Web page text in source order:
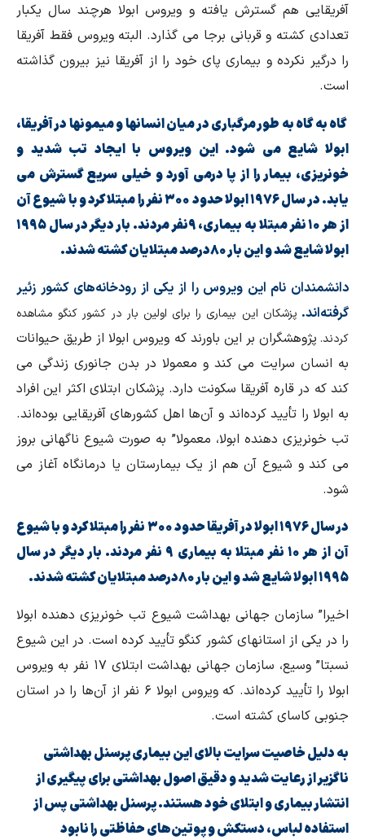
آفریقایی هم گسترش یافته و ویروس ابولا هرچند سال یکبار
تعدادی کشته و قربانی برجا می گذارد. البته ویروس فقط آفریقا
را درگیر نکرده و بیماری پای خود را از آفریقا نیز بیرون گذاشته
است.
گاه به گاه به طور مرگباری در میان انسانها و میمونها در آفریقا،
ابولا شایع می شود. این ویروس با ایجاد تب شدید و
خونریزی، بیمار را از پا درمی آورد و خیلی سریع گسترش می
یابد. در سال ۱۹۷۶ ابولا حدود ۳۰۰ نفر را مبتلا کرد و با شیوع آن
از هر ۱۰ نفر مبتلا به بیماری، ۹نفر مردند. بار دیگر در سال ۱۹۹۵
ابولا شایع شد و این بار ۸۰درصد مبتلایان کشته شدند.
دانشمندان نام این ویروس را از یکی از رودخانه‌های کشور زئیر
گرفته‌اند. پزشکان این بیماری را برای اولین بار در کشور کنگو مشاهده
کردند. پژوهشگران بر این باورند که ویروس ابولا از طریق حیوانات
به انسان سرایت می کند و معمولا در بدن جانوری زندگی می
کند که در قاره آفریقا سکونت دارد. پزشکان ابتلای اکثر این افراد
به ابولا را تأیید کرده‌اند و آن‌ها اهل کشورهای آفریقایی بوده‌اند.
تب خونریزی دهنده ابولا، معمولا” به صورت شیوع ناگهانی بروز
می کند و شیوع آن هم از یک بیمارستان یا درمانگاه آغاز می
شود.
در سال ۱۹۷۶ ابولا در آفریقا حدود ۳۰۰ نفر را مبتلا کرد و با شیوع
آن از هر ۱۰ نفر مبتلا به بیماری ۹ نفر مردند. بار دیگر در سال
۱۹۹۵ ابولا شایع شد و این بار ۸۰درصد مبتلایان کشته شدند.
اخیرا” سازمان جهانی بهداشت شیوع تب خونریزی دهنده ابولا
را در یکی از استانهای کشور کنگو تأیید کرده است. در این شیوع
نسبتا” وسیع، سازمان جهانی بهداشت ابتلای ۱۷ نفر به ویروس
ابولا را تأیید کرده‌اند. که ویروس ابولا ۶ نفر از آن‌ها را در استان
جنوبی کاسای کشته است.
به دلیل خاصیت سرایت بالای این بیماری پرسنل بهداشتی
ناگزیر از رعایت شدید و دقیق اصول بهداشتی برای پیگیری از
انتشار بیماری و ابتلای خود هستند. پرسنل بهداشتی پس از
استفاده لباس، دستکش و پوتین‌های حفاظتی را نابود